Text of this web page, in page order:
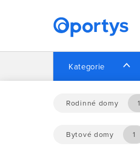
Kategorie
Rodinné domy 1
Bytové domy 1
Domů Nabídka
Nebyly nalezeny